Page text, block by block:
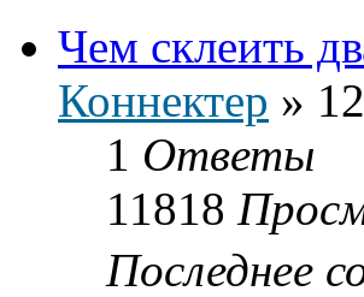
Чем склеить
Коннектер »
1 Ответы
11818
Последнее